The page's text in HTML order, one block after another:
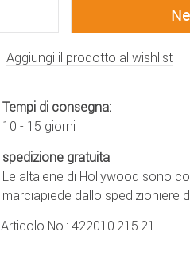
Aggiungi il prodotto al wishlist
Tempi di consegna:
10 - 15 giorni
spedizione gratuita
Le altalene di Hollywood sono
marciapiede dallo spedizioniere
Articolo No.: 422010.215.21